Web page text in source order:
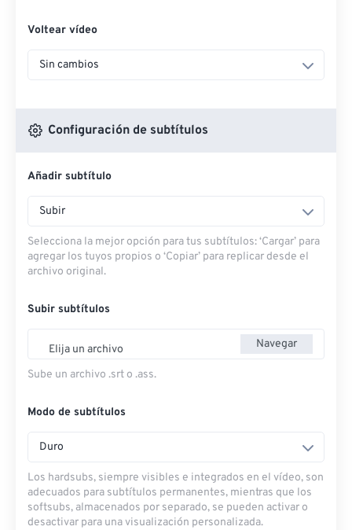
Voltear vídeo
Sin cambios
Configuración de subtítulos
Añadir subtítulo
Subir
Selecciona la mejor opción para tus subtítulos: ‘Cargar’ para
agregar los tuyos propios o ‘Copiar’ para replicar desde el
archivo original.
Subir subtítulos
Elija un archivo Navegar
Sube un archivo .srt o .ass.
Modo de subtítulos
Duro
Los hardsubs, siempre visibles e integrados en el vídeo, son
adecuados para subtítulos permanentes, mientras que los
softsubs, almacenados por separado, se pueden activar o
desactivar para una visualización personalizada.